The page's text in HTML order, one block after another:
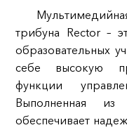
трибуна Rector –
образовательных
себе высокую
функции
Выполненная
обеспечивает